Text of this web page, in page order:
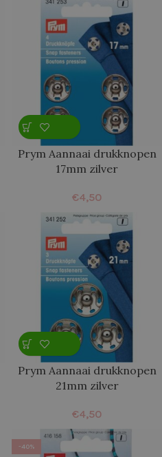
Prym Aannaai drukknopen
17mm zilver
€4,50
Prym Aannaai drukknopen
21mm zilver
€4,50
-40%